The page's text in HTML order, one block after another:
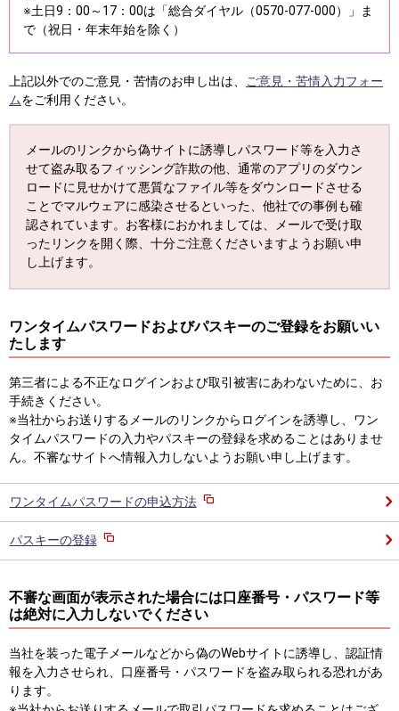
※土日9：00～17：00は「総合ダイヤル（0570-077-000）」ま
で（祝日・年末年始を除く）
上記以外でのご意見・苦情のお申し出は、
ご意見・苦情入力フォー
ムをご利用ください。
メールのリンクから偽サイトに誘導しパスワード等を入力さ
せて盗み取るフィッシング詐欺の他、通常のアプリのダウン
ロードに見せかけて悪質なファイル等をダウンロードさせる
ことでマルウェアに感染させるといった、他社での事例も確
認されています。お客様におかれましては、メールで受け取
ったリンクを開く際、十分ご注意くださいますようお願い申
し上げます。
ワンタイムパスワードおよびパスキーのご登録をお願いい
たします
第三者による不正なログインおよび取引被害にあわないために、お
手続きください。
※当社からお送りするメールのリンクからログインを誘導し、ワン
タイムパスワードの入力やパスキーの登録を求めることはありませ
ん。不審なサイトへ情報入力しないようお願い申し上げます。
ワンタイムパスワードの申込方法
パスキーの登録
不審な画面が表示された場合には口座番号・パスワード等
は絶対に入力しないでください
当社を装った電子メールなどから偽のWebサイトに誘導し、認証情
報を入力させられ、口座番号・パスワードを盗み取られる恐れがあ
ります。